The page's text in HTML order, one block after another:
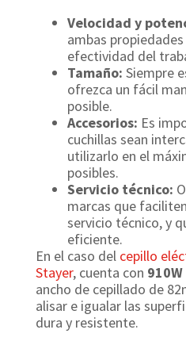
Velocidad y
ambas
efectividad del
Tamaño: Siempre
ofrezca un fácil
posible.
Accesorios: Es
cuchillas sean
utilizarlo en el
posibles.
Servicio técnico:
marcas que
servicio técnico, y
eficiente.
En el caso del cepillo
Stayer, cuenta con 910W
ancho de cepillado de
alisar e igualar las
dura y resistente.